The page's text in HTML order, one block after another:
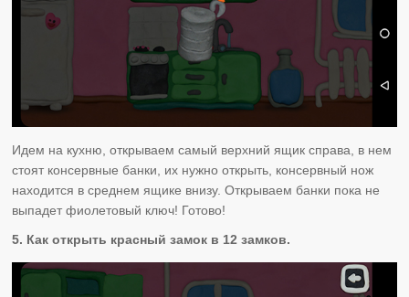
Идем на кухню, открываем самый верхний ящик справа, в нем
стоят консервные банки, их нужно открыть, консервный нож
находится в среднем ящике внизу. Открываем банки пока не
выпадет фиолетовый ключ! Готово!
5. Как открыть красный замок в 12 замков.